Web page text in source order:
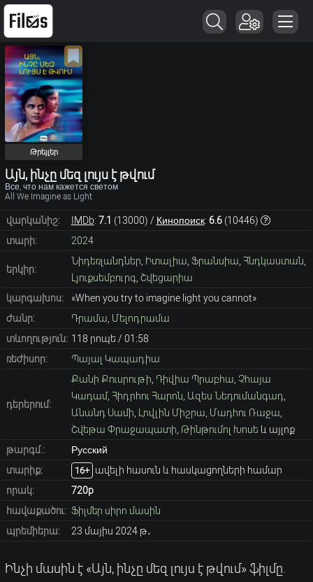
Թրեյլեր
Այն, ինչը մեզ լույս է թվում
Все, что нам кажется светом
All We Imagine as Light
վարկանիշ: IMDb: 7.1 (13000) / Кинопоиск: 6.6(10446)
տարի:
2024
երկիր:
Նիդեռլանդներ Իտալիա Ֆրանսիա Հնդկաստան
Լյուքսեմբուրգ Շվեցարիա
կարգախոս:
«When you try to imagine light you cannot»
ժանր:
Դրամա Մելոդրամա
տևողություն: 118 րոպե / 01։58
ռեժիսոր:
Պայալ Կապադիա
դերերում:
Քանի Քուսրութի Դիվիա Պրաբհա Չհայա
Կադամ, Հիդրհու Հարոն Ազես Նեդումանգադ
Անանդ Սամի
Լովլին Միշրա Մադհու Ռաջա
Շվեթա Փրաջապատի Թինթումոլ Խոսեև այլոք
թարգմ.:
Русский
տարիք։
16+
ավելի հասուն և հասկացողների համար
որակ:
720p
հավաքածու: Ֆիլմեր սիրո մասին
պրեմիերա:
23 մայիս 2024 թ․
Ինչի մասին է «Այն, ինչը մեզ լույս է թվում» ֆիլմը.